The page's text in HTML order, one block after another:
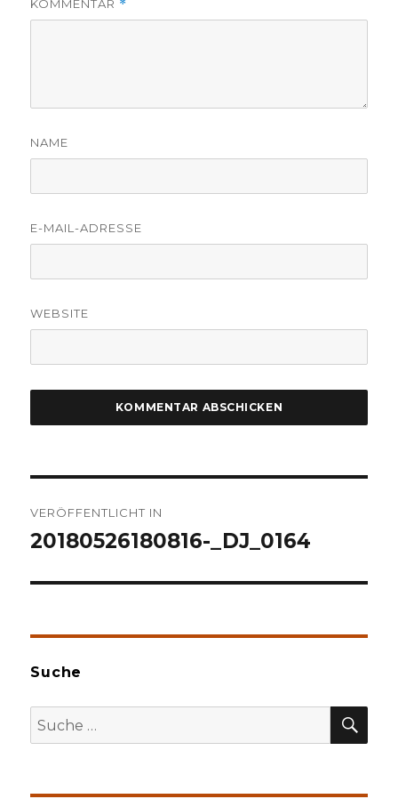
KOMMENTAR *
NAME
E-MAIL-ADRESSE
WEBSITE
VERÖFFENTLICHT IN
20180526180816-_DJ_0164
Suche
Suche
nach: